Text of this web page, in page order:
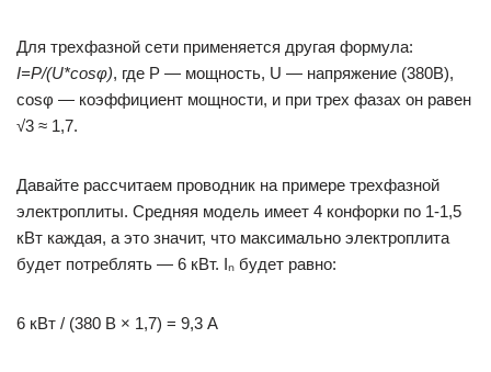
Для трехфазной сети применяется другая формула:
I=P/(U*cosφ), где P — мощность, U — напряжение (380В),
cosφ — коэффициент мощности, и при трех фазах он равен
√3 ≈ 1,7.
Давайте рассчитаем проводник на примере трехфазной
электроплиты. Средняя модель имеет 4 конфорки по 1-1,5
кВт каждая, а это значит, что максимально электроплита
будет потреблять — 6 кВт. Iₙ будет равно:
6 кВт / (380 В × 1,7) = 9,3 А